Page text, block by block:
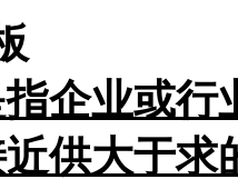
企业或行
供大于求